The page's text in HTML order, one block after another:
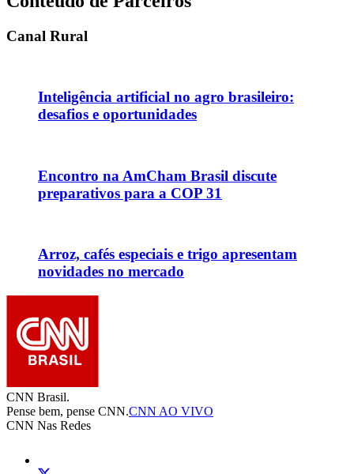
Canal Rural
Inteligência artificial no agro brasileiro:
desafios e oportunidades
Encontro na AmCham Brasil discute
preparativos para a COP 31
Arroz, cafés especiais e trigo apresentam
novidades no mercado
CNN Brasil.
Pense bem, pense CNN.CNN AO VIVO
CNN Nas Redes